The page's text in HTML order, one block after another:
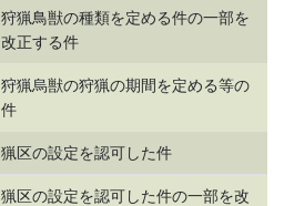
狩猟鳥獣の種類を定める件の一部を
改正する件
狩猟烏獣の狩猟の期間を定める等の
件
猟区の設定を認可した件
猟区の設定を認可した件の一部を改